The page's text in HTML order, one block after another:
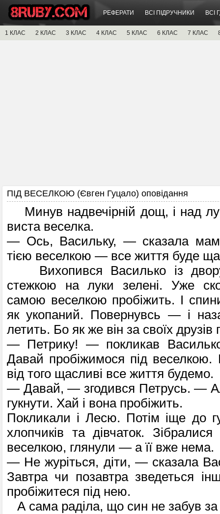
РЕФЕРАТИ ВСІ ПІДРУЧНИКИ ВСІ
1 КЛАС 2 КЛАС 3 КЛАС 4 КЛАС 5 КЛАС 6 КЛАС 7 КЛАС
ПІД ВЕСЕЛКОЮ (Євген Гуцало) оповідання
Минув надвечірній дощ, і над
виста веселка.
— Ось, Васильку, — сказала
тією веселкою — все життя буде
Вихопився Василько із
стежкою на луки зелені. Уже
самою весел­кою пробіжить. І
як укопаний. Повернувсь — і
летить. Бо як же він за своїх друзів
— Петрику! — покликав
Давай пробіжимося під
від того щасливі все життя будемо.
— Давай, — згодився Петрусь. —
гукнути. Хай і вона пробіжить.
Покликали і Лесю. Потім іще до
хлопчиків та дівчаток.
веселкою, глянули — а її вже нема.
— Не журіться, діти, — сказала
Завтра чи позавтра зведеться
пробіжитеся під нею.
А сама раділа, що син не забув за